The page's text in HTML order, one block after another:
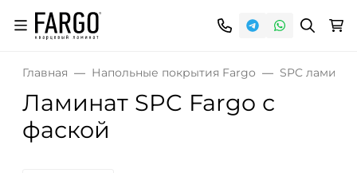
Главная Напольные покрытия Fargo SPC
Ламинат SPC Fargo с
фаской